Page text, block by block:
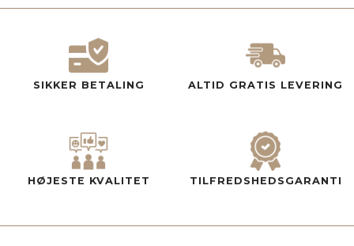
SIKKER BETALING ALTID GRATIS LEVERING
HØJESTE KVALITET TILFREDSHEDSGARANTI